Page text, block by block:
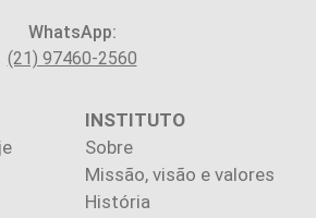
WhatsApp:
(21) 97460-2560
INSTITUTO
Sobre
Missão, visão e valores
História